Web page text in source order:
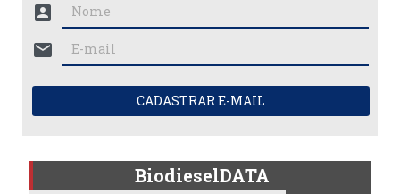
account_box
mail
CADASTRAR E-MAIL
BiodieselDATA